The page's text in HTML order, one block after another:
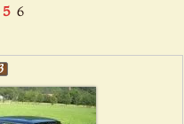
5 6